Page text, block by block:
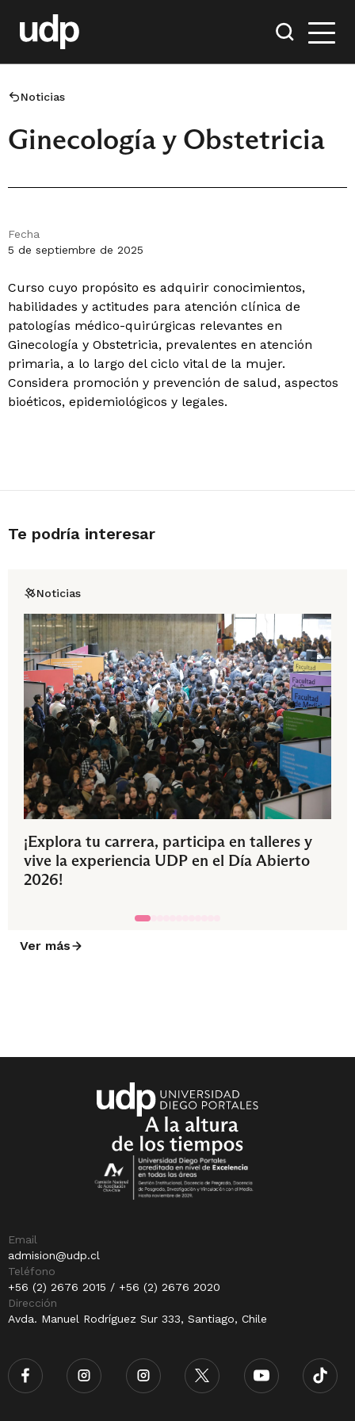
Noticias
Ginecología y Obstetricia
Fecha
5 de septiembre de 2025
Curso cuyo propósito es adquirir conocimientos,
habilidades y actitudes para atención clínica de
patologías médico-quirúrgicas relevantes en
Ginecología y Obstetricia, prevalentes en atención
primaria, a lo largo del ciclo vital de la mujer.
Considera promoción y prevención de salud, aspectos
bioéticos, epidemiológicos y legales.
Te podría interesar
Noticias
¡Explora tu carrera, participa en talleres y
vive la experiencia UDP en el Día Abierto
2026!
Ver más
Email
admision@udp.cl
Teléfono
+56 (2) 2676 2015 / +56 (2) 2676 2020
Dirección
Avda. Manuel Rodríguez Sur 333, Santiago, Chile